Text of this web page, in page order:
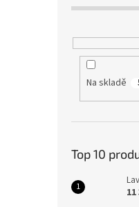
Na skladě
Top 10